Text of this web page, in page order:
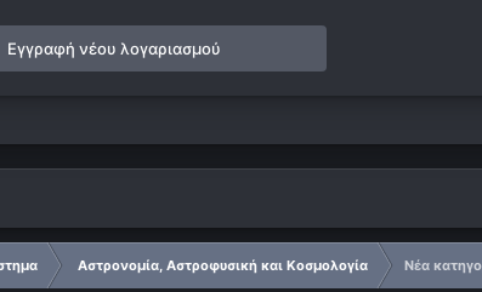
Εγγραφή νέου λογαριασμού
Αστρονομία, Αστροφυσική και Κοσμολογία Νέα